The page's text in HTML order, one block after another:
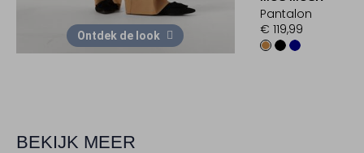
Ontdek de look
Pantalon
€ 119,99
BEKIJK MEER